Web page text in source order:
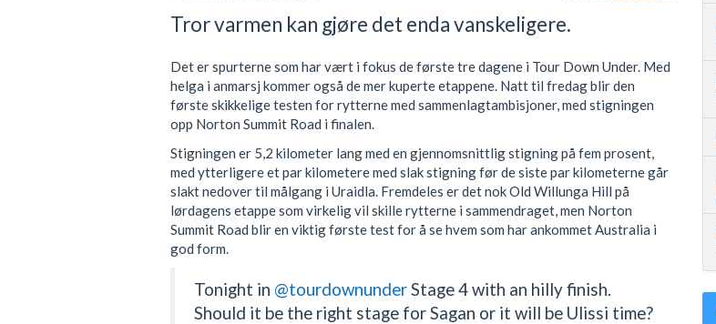
Tror varmen kan gjøre det enda vanskeligere.
Det er spurterne som har vært i fokus de første tre dagene i Tour Down Under. Med
helga i anmarsj kommer også de mer kuperte etappene. Natt til fredag blir den
første skikkelige testen for rytterne med sammenlagtambisjoner, med stigningen
opp Norton Summit Road i finalen.
Stigningen er 5,2 kilometer lang med en gjennomsnittlig stigning på fem prosent,
med ytterligere et par kilometere med slak stigning før de siste par kilometerne går
slakt nedover til målgang i Uraidla. Fremdeles er det nok Old Willunga Hill på
lørdagens etappe som virkelig vil skille rytterne i sammendraget, men Norton
Summit Road blir en viktig første test for å se hvem som har ankommet Australia i
god form.
Tonight in @tourdownunderStage 4 with an hilly finish.
Should it be the right stage for Sagan or it will be Ulissi time?